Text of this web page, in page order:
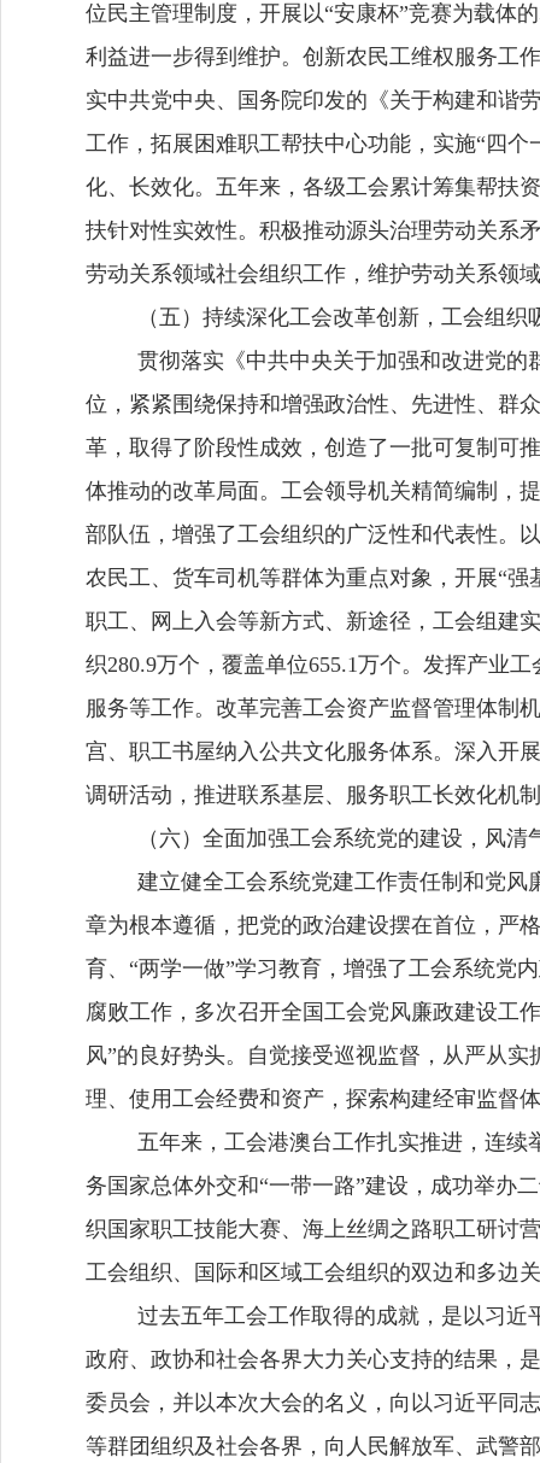
位民主管理制度，开展以“安康杯”竞赛为载体
利益进一步得到维护。创新农民工维权服务工
实中共党中央、国务院印发的《关于构建和谐
工作，拓展困难职工帮扶中心功能，实施“四
化、长效化。五年来，各级工会累计筹集帮扶
扶针对性实效性。积极推动源头治理劳动关系
劳动关系领域社会组织工作，维护劳动关系领
（五）持续深化工会改革创新，工会组
贯彻落实《中共中央关于加强和改进党
位， 紧紧围绕保持和增强政治性、先进性、群
革，取得了阶段性成效，创造了一批可复制可
体推动的改革局面。工会领导机关精简编制，
部队伍，增强了工会组织的广泛性和代表性。
农民工、货车司机等群体为重点对象，开展“强
职工、网上入会等新方式、新途径，工会组建
织280.9万个，覆盖单位655.1万个。发挥产业工
服务等工作。改革完善工会资产监督管理体制
宫、职工书屋纳入公共文化服务体系。深入开
调研活动，推进联系基层、服务职工长效化机
（六）全面加强工会系统党的建设，风
建立健全工会系统党建工作责任制和党风
章为根本遵循，把党的政治建设摆在首位，严
育、“两学一做”学习教育，增强了工会系统党
腐败工作，多次召开全国工会党风廉政建设工
风”的良好势头。自觉接受巡视监督，从严从
理、使用工会经费和资产，探索构建经审监督
五年来，工会港澳台工作扎实推进，连
务国家总体外交和“一带一路”建设，成功举办
织国家职工技能大赛、海上丝绸之路职工研讨
工会组织、国际和区域工会组织的双边和多边
过去五年工会工作取得的成就，是以习
政府、政协和社会各界大力关心支持的结果，
委员会，并以本次大会的名义，向以习近平同
等群团组织及社会各界，向人民解放军、武警